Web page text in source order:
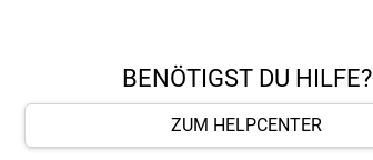
BENÖTIGST DU HILFE?
ZUM HELPCENTER